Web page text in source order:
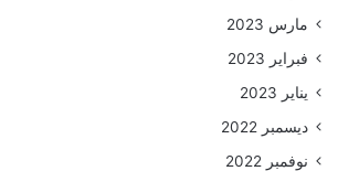
مارس 2023
فبراير 2023
يناير 2023
ديسمبر 2022
نوفمبر 2022